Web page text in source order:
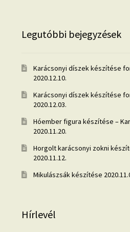
Legutóbbi bejegyzések
Karácsonyi díszek készítése
2020.12.10.
Karácsonyi díszek készítése
2020.12.03.
Hóember figura készítése –
2020.11.20.
Horgolt karácsonyi zokni
2020.11.12.
Mikulászsák készítése
Hírlevél